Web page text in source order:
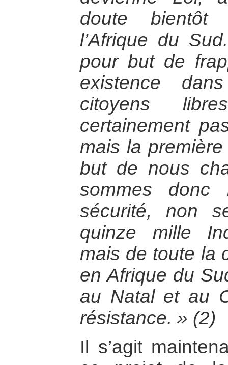
doute bientôt
l’Afrique du
pour but de
existence
citoyens
certainement
mais la
but de nous
sommes donc
sécurité, non
quinze mille
mais de toute la
en Afrique du
au Natal et au
résistance. » (2)
Il s’agit